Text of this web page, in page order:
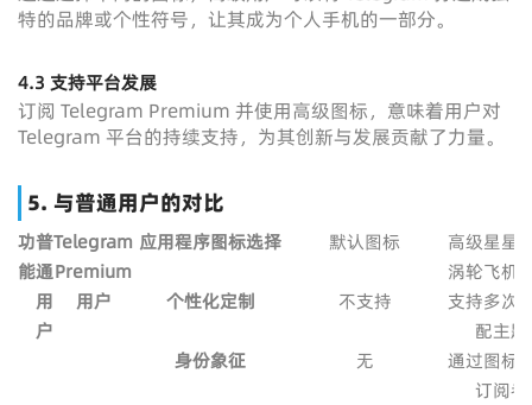
特的品牌或个性符号，让其成为个人手机的一部分。
4.3 支持平台发展
订阅 Telegram Premium 并使用高级图标，意味着用户对
Telegram 平台的持续支持，为其创新与发展贡献了力量。
5. 与普通用户的对比
功
能
普
通
用
户
Telegram
Premium
用户
应用程序图标选择 默认图标
高级星星
涡轮飞机
个性化定制
不支持
支持多次
配主
身份象征
无
通过图标
订阅